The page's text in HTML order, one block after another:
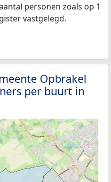
personen zoals op 1
vastgelegd.
Opbrakel
per buurt in